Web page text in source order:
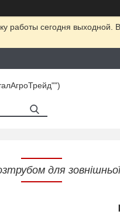
работы сегодня
для зовнішньої